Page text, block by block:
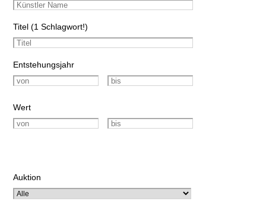
Titel (1 Schlagwort!)
Entstehungsjahr
Wert
Auktion